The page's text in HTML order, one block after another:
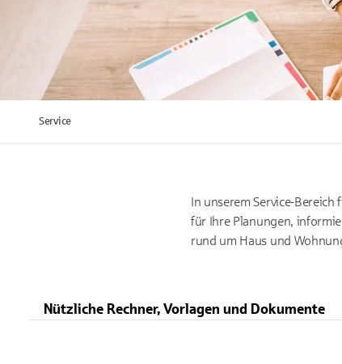
Service
In unserem Service-
für Ihre Planungen,
rund um Haus und
Nützliche Rechner, Vorlagen und Dokumente